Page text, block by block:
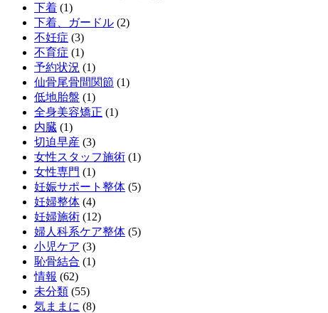
下着 (1)
下着、ガードル (2)
不妊症 (3)
不育症 (1)
予約状況 (1)
仙骨尾骨間関節 (1)
低地胎盤 (1)
全身美容矯正 (1)
内臓 (1)
切迫早産 (3)
女性スタッフ施術 (1)
女性専門 (1)
妊娠サポート整体 (5)
妊婦整体 (4)
妊婦施術 (12)
婦人科系ケア整体 (5)
小児ケア (3)
恥骨結合 (1)
情報 (62)
未分類 (55)
気ままに (8)